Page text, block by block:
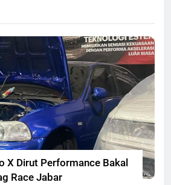
X Dirut Performance Bakal
Race Jabar